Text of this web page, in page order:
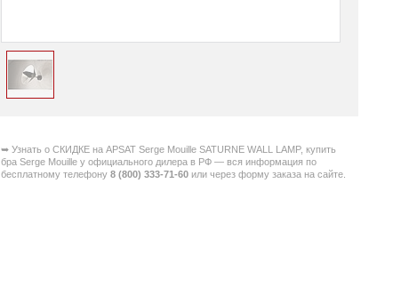
➥ Узнать о СКИДКЕ на APSAT Serge Mouille SATURNE WALL LAMP, купить
бра Serge Mouille у официального дилера в РФ — вся информация по
бесплатному телефону 8 (800) 333-71-60 или через форму заказа на сайте.